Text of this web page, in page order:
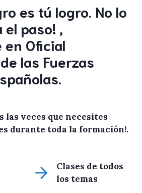
es tú logro. No lo
el paso! ,
Oficial
las Fuerzas
las veces que necesites
durante toda la formación!.
Clases de todos
los temas